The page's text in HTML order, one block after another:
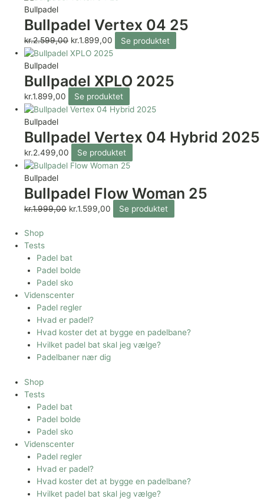
Bullpadel
Bullpadel Vertex 04 25
kr.2.599,00 kr.1.899,00 Se produktet
Bullpadel
Bullpadel XPLO 2025
kr.1.899,00 Se produktet
Bullpadel
Bullpadel Vertex 04 Hybrid 2025
kr.2.499,00 Se produktet
Bullpadel
Bullpadel Flow Woman 25
kr.1.999,00 kr.1.599,00 Se produktet
Shop
Tests
Padel bat
Padel bolde
Padel sko
Videnscenter
Padel regler
Hvad er padel?
Hvad koster det at bygge en padelbane?
Hvilket padel bat skal jeg vælge?
Padelbaner nær dig
Shop
Tests
Padel bat
Padel bolde
Padel sko
Videnscenter
Padel regler
Hvad er padel?
Hvad koster det at bygge en padelbane?
Hvilket padel bat skal jeg vælge?